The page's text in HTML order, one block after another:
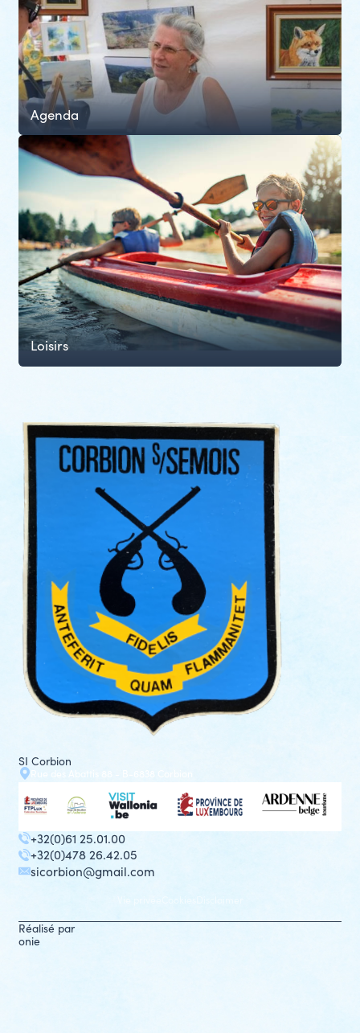
Agenda
Loisirs
SI Corbion
Rue des Abattis 88 - B-6838 Corbion
+32(0)61 25.01.00
+32(0)478 26.42.05
sicorbion@gmail.com
Réalisé par
onie